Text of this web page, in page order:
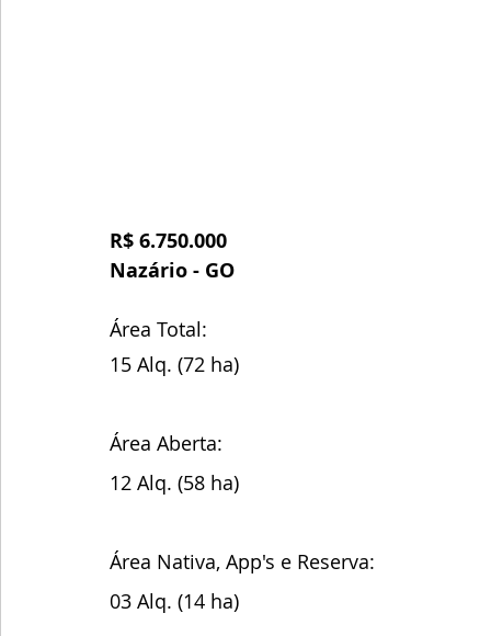
R$ 6.750.000
Nazário - GO
Área Total:
15 Alq. (72 ha)
Área Aberta:
12 Alq. (58 ha)
Área Nativa, App's e Reserva:
03 Alq. (14 ha)